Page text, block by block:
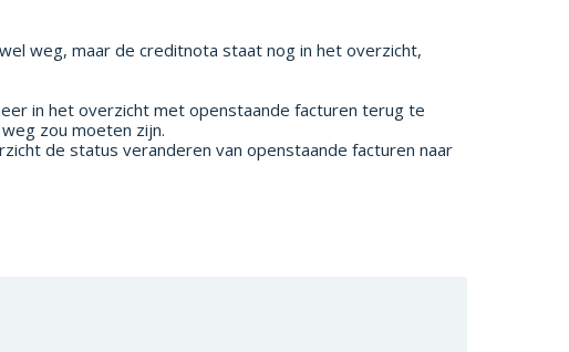
weg, maar de creditnota staat nog in het overzicht,
in het overzicht met openstaande facturen terug te
zou moeten zijn.
de status veranderen van openstaande facturen naar